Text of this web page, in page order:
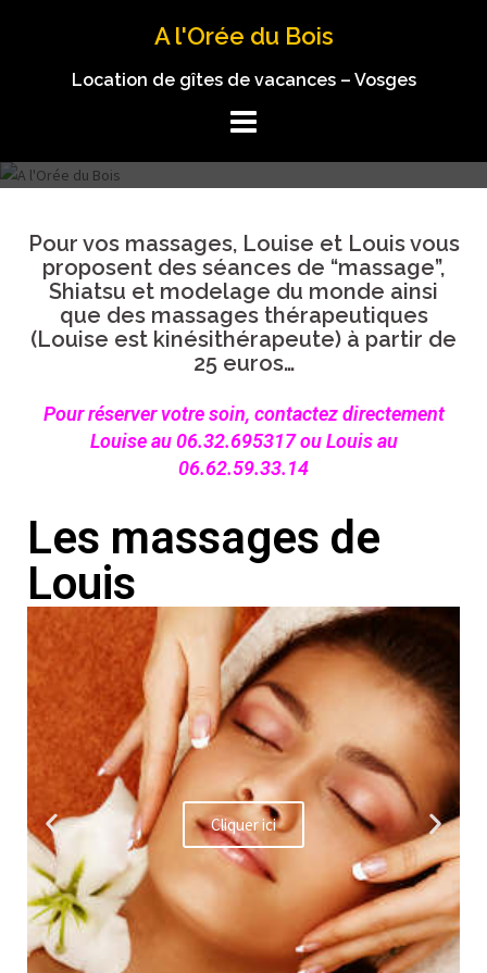
A l'Orée du Bois
Location de gîtes de vacances – Vosges
Pour vos massages, Louise et Louis vous
proposent des séances de “massage”,
Shiatsu et modelage du monde ainsi
que des massages thérapeutiques
(Louise est kinésithérapeute) à partir de
25 euros…
Pour réserver votre soin, contactez directement
Louise au 06.32.695317 ou Louis au
06.62.59.33.14
Les massages de
Louis
Cliquer ici